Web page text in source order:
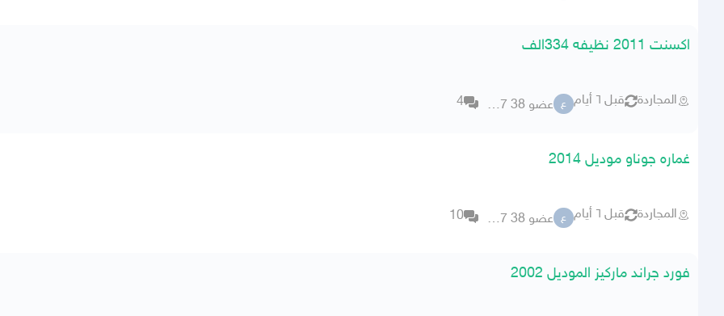
اكسنت 2011 نظيفه 334الف
المجاردة قبل ٦ أيام ع عضو 38 51807 4
غماره جوناو موديل 2014
المجاردة قبل ٦ أيام ع عضو 38 51807 10
فورد جراند ماركيز الموديل 2002